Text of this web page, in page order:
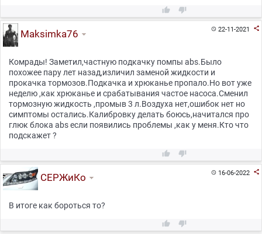
 
22-11-2021 
Maksimka76
Комрады! Заметил,частную подкачку помпы abs.Было
похожее пару лет назад,изличил заменой жидкости и
прокачка тормозов.Подкачка и хрюканье пропало.Но вот уже
неделю ,как хрюканье и срабатывания частое насоса.Сменил
тормозную жидкость ,промыв 3 л.Воздуха нет,ошибок нет но
симптомы остались.Калибровку делать боюсь,начитался про
глюк блока abs если появились проблемы ,как у меня.Кто что
подскажет ?
 
16-06-2022 
СЕРЖиКо
В итоге как бороться то?
 